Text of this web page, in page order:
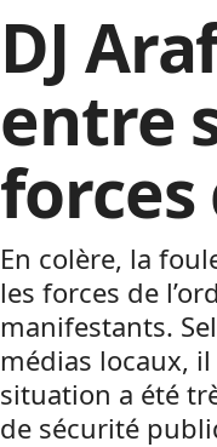
DJ
entre
forces
En colère, la
les forces de
manifestants.
médias locaux,
situation a été
de sécurité